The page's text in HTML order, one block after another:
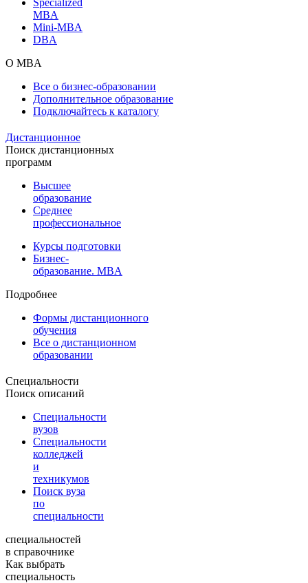
MBA
Mini-MBA
DBA
О MBA
Все о бизнес-образовании
Дополнительное образование
Подключайтесь к каталогу
Дистанционное
Поиск дистанционных
программ
Высшее
образование
Среднее
профессиональное
Курсы подготовки
Бизнес-
образование. MBA
Подробнее
Формы дистанционного
обучения
Все о дистанционном
образовании
Специальности
Поиск описаний
Специальности
вузов
Специальности
колледжей
и
техникумов
Поиск вуза
по
специальности
специальностей
в справочнике
Как выбрать
специальность